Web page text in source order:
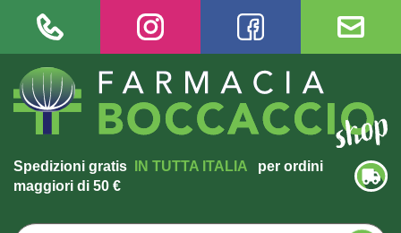
Spedizioni gratis IN TUTTA ITALIA
per ordini
maggiori di 50 €